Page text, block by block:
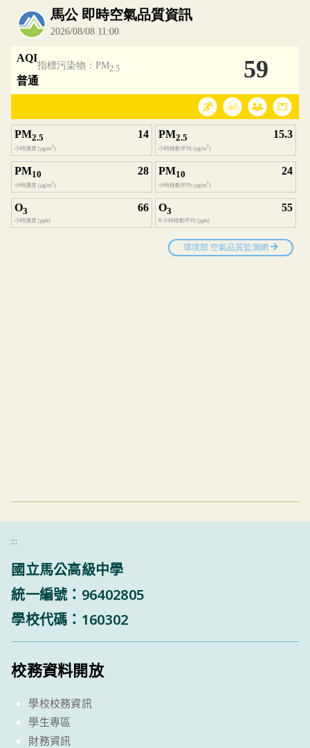
內嵌空氣品質小工具為視覺預覽，完整即時空
:::
國立馬公高級中學
統一編號：96402805
學校代碼：160302
校務資料開放
學校校務資訊
學生專區
財務資訊